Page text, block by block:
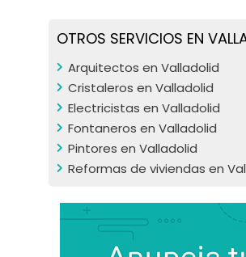
OTROS SERVICIOS EN
Arquitectos en Valladolid
Cristaleros en Valladolid
Electricistas en Valladolid
Fontaneros en Valladolid
Pintores en Valladolid
Reformas de viviendas en